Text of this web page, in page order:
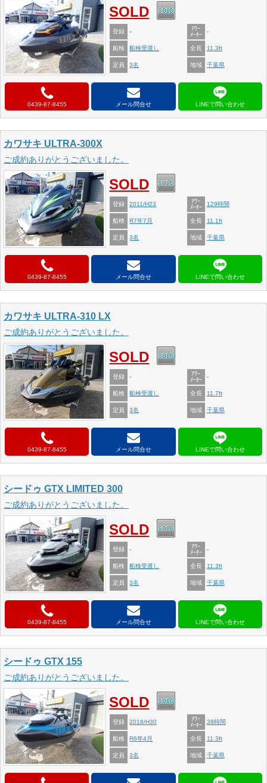
SOLD
登録 -
ｱﾜｰ
ﾒｰﾀｰ
-
船検 船検受渡し 全長 11.3ft
定員 3名 地域 千葉県
0439-87-8455 メール問合せ
カワサキ ULTRA-300X
ご成約ありがとうございました。
SOLD
登録 2011/H23
ｱﾜｰ
ﾒｰﾀｰ
129時間
船検 R7年7月 全長 11.1ft
定員 3名 地域 千葉県
0439-87-8455 メール問合せ
カワサキ ULTRA-310 LX
ご成約ありがとうございました。
SOLD
登録 -
ｱﾜｰ
ﾒｰﾀｰ
-
船検 船検受渡し 全長 11.7ft
定員 3名 地域 千葉県
0439-87-8455 メール問合せ
シードゥ GTX LIMITED 300
ご成約ありがとうございました。
SOLD
登録 -
ｱﾜｰ
ﾒｰﾀｰ
-
船検 船検受渡し 全長 11.3ft
定員 3名 地域 千葉県
0439-87-8455 メール問合せ
シードゥ GTX 155
ご成約ありがとうございました。
SOLD
登録 2018/H30
ｱﾜｰ
ﾒｰﾀｰ
38時間
船検 R6年4月 全長 11.3ft
定員 3名 地域 千葉県